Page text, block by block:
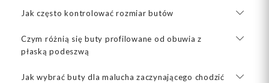
Jak często kontrolować rozmiar butów
Czym różnią się buty profilowane od obuwia z
płaską podeszwą
Jak wybrać buty dla malucha zaczynającego chodzić